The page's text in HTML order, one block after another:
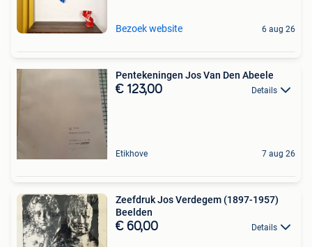
Bezoek website 6 aug 26
Pentekeningen Jos Van Den Abeele
€ 123,00 Details
Etikhove 7 aug 26
Zeefdruk Jos Verdegem (1897-1957)
Beelden
€ 60,00 Details